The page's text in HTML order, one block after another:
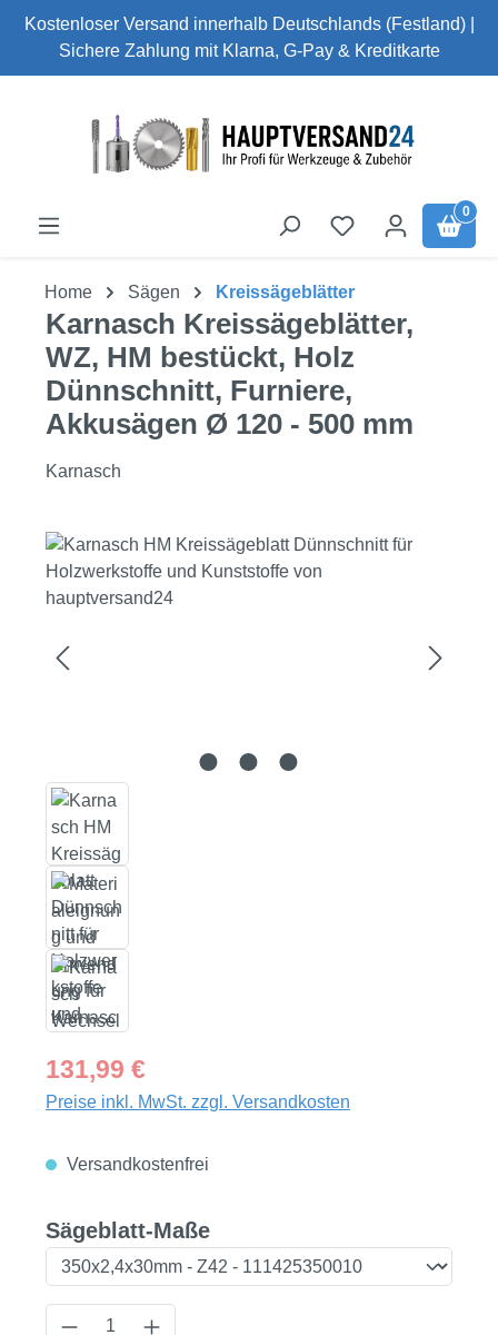
Zum Hauptinhalt springen
Kostenloser Versand innerhalb Deutschlands (Festland) |
Sichere Zahlung mit Klarna, G-Pay & Kreditkarte
0
Home Sägen Kreissägeblätter
Karnasch Kreissägeblätter,
WZ, HM bestückt, Holz
Dünnschnitt, Furniere,
Akkusägen Ø 120 - 500 mm
Karnasch
Bildergalerie überspringen
Regulärer Preis:
131,99 €
Preise inkl. MwSt. zzgl. Versandkosten
Versandkostenfrei
Sägeblatt-Maßeauswählen
Produkt Anzahl: Gib den gewünschten